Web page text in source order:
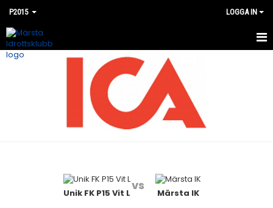
P2015 LOGGA IN
HEM
Unik FK P15 Vit L
vs
Märsta IK